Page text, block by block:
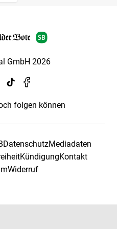
GmbH 2026
folgen können
DatenschutzMediadaten
KündigungKontakt
Widerruf